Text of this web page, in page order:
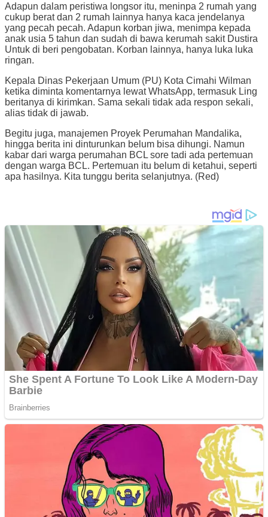
Adapun dalam peristiwa longsor itu, meninpa 2 rumah yang
cukup berat dan 2 rumah lainnya hanya kaca jendelanya
yang pecah pecah. Adapun korban jiwa, menimpa kepada
anak usia 5 tahun dan sudah di bawa kerumah sakit Dustira
Untuk di beri pengobatan. Korban lainnya, hanya luka luka
ringan.
Kepala Dinas Pekerjaan Umum (PU) Kota Cimahi Wilman
ketika diminta komentarnya lewat WhatsApp, termasuk Ling
beritanya di kirimkan. Sama sekali tidak ada respon sekali,
alias tidak di jawab.
Begitu juga, manajemen Proyek Perumahan Mandalika,
hingga berita ini dinturunkan belum bisa dihungi. Namun
kabar dari warga perumahan BCL sore tadi ada pertemuan
dengan warga BCL. Pertemuan itu belum di ketahui, seperti
apa hasilnya. Kita tunggu berita selanjutnya. (Red)